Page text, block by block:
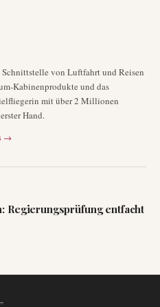
von Luftfahrt und Reisen
Kabinenprodukte und das
mit über 2 Millionen
Hand.
→
Regierungsprüfung entfacht